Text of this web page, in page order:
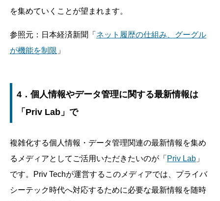
を集めていくことが望まれます。
参照元：日本経済新聞「 ネット履歴の仕組み、グーグル
が機能を制限 」
4．個人情報やデータ管理に関する最新情報は
「Priv Lab」で
複雑化する個人情報・データ管理関連の最新情報を集め
るメディアとしてご活用いただきたいのが「 Priv Lab 」
です。Priv Techが運営するこのメディアでは、プライバ
シーテック時代へ対応するために必要な最新情報を随時